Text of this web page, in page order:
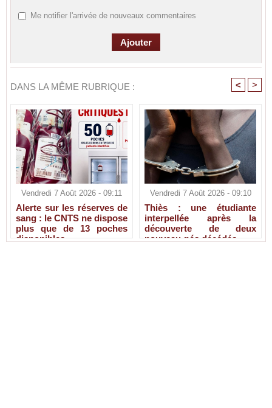
Me notifier l'arrivée de nouveaux commentaires
DANS LA MÊME RUBRIQUE : < >
Vendredi 7 Août 2026 - 09:11
Alerte sur les réserves de
sang : le CNTS ne dispose
plus que de 13 poches
disponibles
Vendredi 7 Août 2026 - 09:10
Thiès : une étudiante
interpellée après la
découverte de deux
nouveau-nés décédés